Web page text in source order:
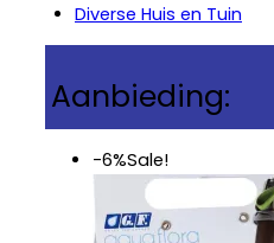
Diverse Huis en Tuin
Aanbieding:
-6%Sale!